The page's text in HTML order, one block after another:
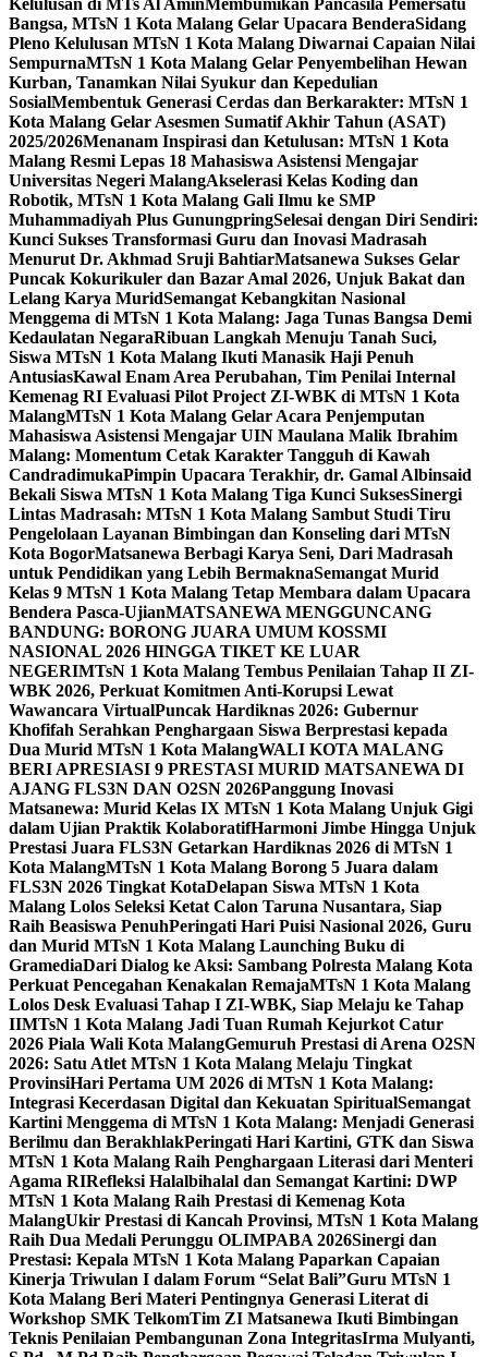
Kelulusan di MTs Al Amin Membumikan Pancasila Pemersatu
Bangsa, MTsN 1 Kota Malang Gelar Upacara BenderaSidang
Pleno Kelulusan MTsN 1 Kota Malang Diwarnai Capaian Nilai
SempurnaMTsN 1 Kota Malang Gelar Penyembelihan Hewan
Kurban, Tanamkan Nilai Syukur dan Kepedulian
SosialMembentuk Generasi Cerdas dan Berkarakter: MTsN 1
Kota Malang Gelar Asesmen Sumatif Akhir Tahun (ASAT)
2025/2026Menanam Inspirasi dan Ketulusan: MTsN 1 Kota
Malang Resmi Lepas 18 Mahasiswa Asistensi Mengajar
Universitas Negeri MalangAkselerasi Kelas Koding dan
Robotik, MTsN 1 Kota Malang Gali Ilmu ke SMP
Muhammadiyah Plus GunungpringSelesai dengan Diri Sendiri:
Kunci Sukses Transformasi Guru dan Inovasi Madrasah
Menurut Dr. Akhmad Sruji BahtiarMatsanewa Sukses Gelar
Puncak Kokurikuler dan Bazar Amal 2026, Unjuk Bakat dan
Lelang Karya MuridSemangat Kebangkitan Nasional
Menggema di MTsN 1 Kota Malang: Jaga Tunas Bangsa Demi
Kedaulatan NegaraRibuan Langkah Menuju Tanah Suci,
Siswa MTsN 1 Kota Malang Ikuti Manasik Haji Penuh
AntusiasKawal Enam Area Perubahan, Tim Penilai Internal
Kemenag RI Evaluasi Pilot Project ZI-WBK di MTsN 1 Kota
MalangMTsN 1 Kota Malang Gelar Acara Penjemputan
Mahasiswa Asistensi Mengajar UIN Maulana Malik Ibrahim
Malang: Momentum Cetak Karakter Tangguh di Kawah
CandradimukaPimpin Upacara Terakhir, dr. Gamal Albinsaid
Bekali Siswa MTsN 1 Kota Malang Tiga Kunci SuksesSinergi
Lintas Madrasah: MTsN 1 Kota Malang Sambut Studi Tiru
Pengelolaan Layanan Bimbingan dan Konseling dari MTsN
Kota BogorMatsanewa Berbagi Karya Seni, Dari Madrasah
untuk Pendidikan yang Lebih BermaknaSemangat Murid
Kelas 9 MTsN 1 Kota Malang Tetap Membara dalam Upacara
Bendera Pasca-UjianMATSANEWA MENGGUNCANG
BANDUNG: BORONG JUARA UMUM KOSSMI
NASIONAL 2026 HINGGA TIKET KE LUAR
NEGERIMTsN 1 Kota Malang Tembus Penilaian Tahap II ZI-
WBK 2026, Perkuat Komitmen Anti-Korupsi Lewat
Wawancara VirtualPuncak Hardiknas 2026: Gubernur
Khofifah Serahkan Penghargaan Siswa Berprestasi kepada
Dua Murid MTsN 1 Kota MalangWALI KOTA MALANG
BERI APRESIASI 9 PRESTASI MURID MATSANEWA DI
AJANG FLS3N DAN O2SN 2026Panggung Inovasi
Matsanewa: Murid Kelas IX MTsN 1 Kota Malang Unjuk Gigi
dalam Ujian Praktik KolaboratifHarmoni Jimbe Hingga Unjuk
Prestasi Juara FLS3N Getarkan Hardiknas 2026 di MTsN 1
Kota MalangMTsN 1 Kota Malang Borong 5 Juara dalam
FLS3N 2026 Tingkat KotaDelapan Siswa MTsN 1 Kota
Malang Lolos Seleksi Ketat Calon Taruna Nusantara, Siap
Raih Beasiswa PenuhPeringati Hari Puisi Nasional 2026, Guru
dan Murid MTsN 1 Kota Malang Launching Buku di
GramediaDari Dialog ke Aksi: Sambang Polresta Malang Kota
Perkuat Pencegahan Kenakalan RemajaMTsN 1 Kota Malang
Lolos Desk Evaluasi Tahap I ZI-WBK, Siap Melaju ke Tahap
IIMTsN 1 Kota Malang Jadi Tuan Rumah Kejurkot Catur
2026 Piala Wali Kota MalangGemuruh Prestasi di Arena O2SN
2026: Satu Atlet MTsN 1 Kota Malang Melaju Tingkat
ProvinsiHari Pertama UM 2026 di MTsN 1 Kota Malang:
Integrasi Kecerdasan Digital dan Kekuatan SpiritualSemangat
Kartini Menggema di MTsN 1 Kota Malang: Menjadi Generasi
Berilmu dan BerakhlakPeringati Hari Kartini, GTK dan Siswa
MTsN 1 Kota Malang Raih Penghargaan Literasi dari Menteri
Agama RIRefleksi Halalbihalal dan Semangat Kartini: DWP
MTsN 1 Kota Malang Raih Prestasi di Kemenag Kota
MalangUkir Prestasi di Kancah Provinsi, MTsN 1 Kota Malang
Raih Dua Medali Perunggu OLIMPABA 2026Sinergi dan
Prestasi: Kepala MTsN 1 Kota Malang Paparkan Capaian
Kinerja Triwulan I dalam Forum “Selat Bali”Guru MTsN 1
Kota Malang Beri Materi Pentingnya Generasi Literat di
Workshop SMK TelkomTim ZI Matsanewa Ikuti Bimbingan
Teknis Penilaian Pembangunan Zona IntegritasIrma Mulyanti,